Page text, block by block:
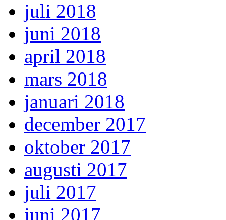
juli 2018
juni 2018
april 2018
mars 2018
januari 2018
december 2017
oktober 2017
augusti 2017
juli 2017
juni 2017